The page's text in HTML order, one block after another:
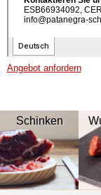
Angebot anfordern
Schinken